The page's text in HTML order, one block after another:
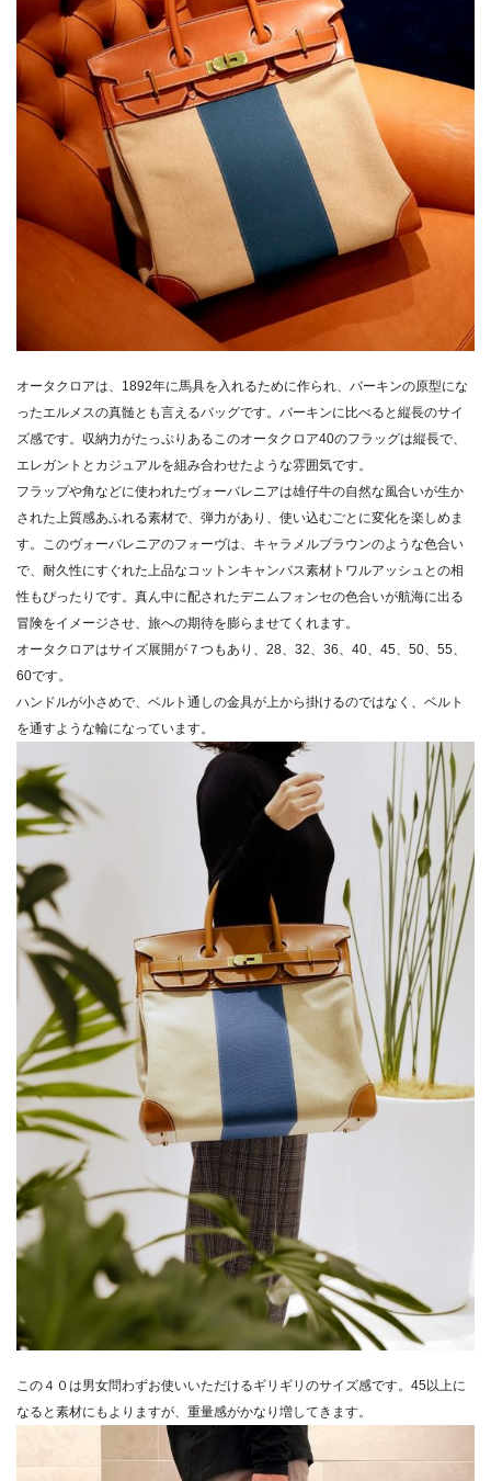
オータクロアは、1892年に馬具を入れるために作られ、 バーキンの原型にな
ったエルメスの真髄とも言えるバッグです。バーキンに比べると縦長のサイ
ズ感です。収納力がたっぷりあるこのオータクロア40のフラッグは縦長で、
エレガントとカジュアルを組み合わせたような雰囲気です。
フラップや角などに使われたヴォーバレニアは雄仔牛の自然な風合いが生か
された上質感あふれる素材で、弾力があり、使い込むごとに変化を楽しめま
す。このヴォーバレニアのフォーヴは、キャラメルブラウンのような色合い
で、耐久性にすぐれた上品なコットンキャンバス素材トワルアッシュとの相
性もぴったりです。真ん中に配されたデニムフォンセの色合いが航海に出る
冒険をイメージさせ、旅への期待を膨らませてくれます。
オータクロアはサイズ展開が７つもあり、28、32、36、40、45、50、55、
60です。
ハンドルが小さめで、ベルト通しの金具が上から掛けるのではなく、ベルト
を通すような輪になっています。
この４０は男女問わずお使いいただけるギリギリのサイズ感です。45以上に
なると素材にもよりますが、重量感がかなり増してきます。